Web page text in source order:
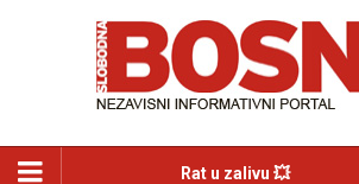
Rat u zalivu 💥